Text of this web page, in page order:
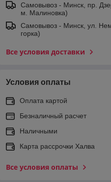
Самовывоз - Минск, пр.
м. Малиновка)
Самовывоз - Минск, ул.
горка)
Все условия доставки
Условия оплаты
Оплата картой
Безналичный расчет
Наличными
Карта рассрочки Халва
Все условия оплаты